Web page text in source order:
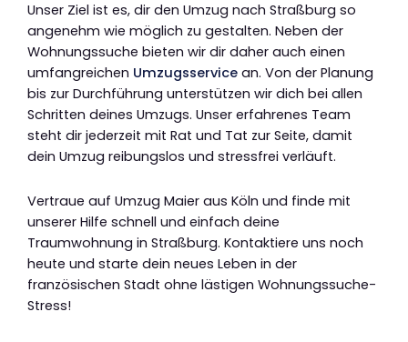
Unser Ziel ist es, dir den Umzug nach Straßburg so
angenehm wie möglich zu gestalten. Neben der
Wohnungssuche bieten wir dir daher auch einen
umfangreichen Umzugsservice an. Von der Planung
bis zur Durchführung unterstützen wir dich bei allen
Schritten deines Umzugs. Unser erfahrenes Team
steht dir jederzeit mit Rat und Tat zur Seite, damit
dein Umzug reibungslos und stressfrei verläuft.
Vertraue auf Umzug Maier aus Köln und finde mit
unserer Hilfe schnell und einfach deine
Traumwohnung in Straßburg. Kontaktiere uns noch
heute und starte dein neues Leben in der
französischen Stadt ohne lästigen Wohnungssuche-
Stress!